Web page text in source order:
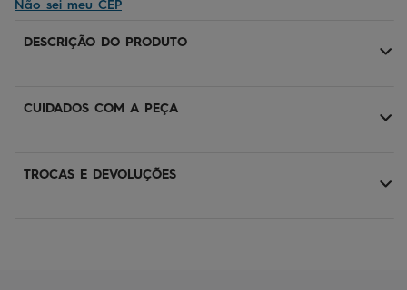
Não sei meu CEP
DESCRIÇÃO DO PRODUTO
CUIDADOS COM A PEÇA
TROCAS E DEVOLUÇÕES